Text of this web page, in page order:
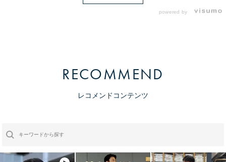
powered by
RECOMMEND
レコメンドコンテンツ